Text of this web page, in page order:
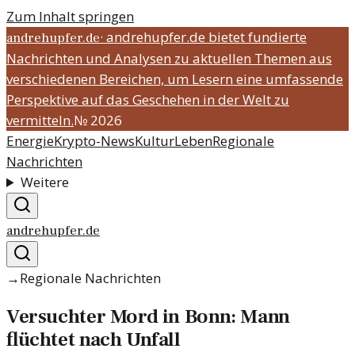
Zum Inhalt springen
andrehupfer.de· andrehupfer.de bietet fundierte
Nachrichten und Analysen zu aktuellen Themen aus
verschiedenen Bereichen, um Lesern eine umfassende
Perspektive auf das Geschehen in der Welt zu
vermitteln.№ 2026
EnergieKrypto-NewsKulturLebenRegionale
Nachrichten
Weitere
andrehupfer.de
→Regionale Nachrichten
Versuchter Mord in Bonn: Mann
flüchtet nach Unfall